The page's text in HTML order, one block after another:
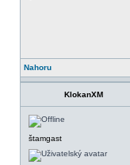
Nahoru
KlokanXM
štamgast